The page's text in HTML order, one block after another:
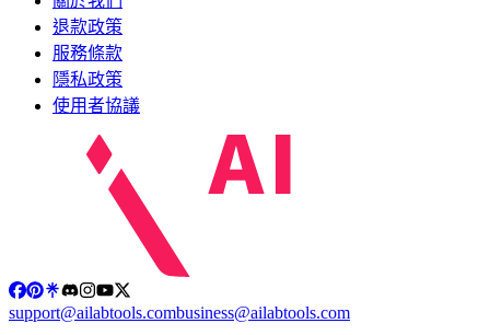
退款政策
服務條款
隱私政策
使用者協議
support@ailabtools.combusiness@ailabtools.com